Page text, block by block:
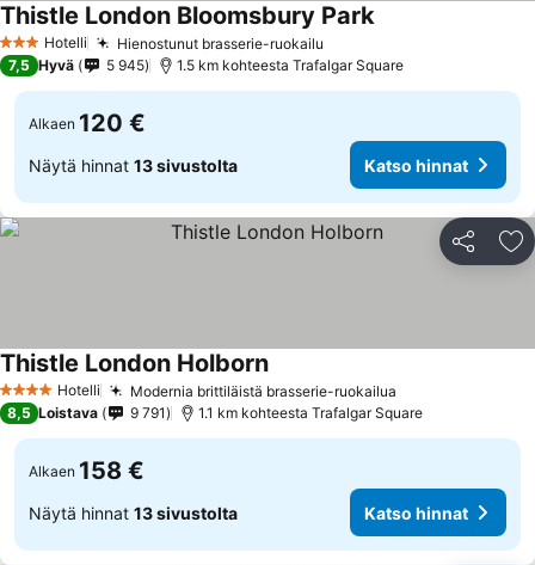
3 Tähtiluokitus
Hotelli Hienostunut brasserie-ruokailu
Thistle London Bloomsbury ParkKatso hinnat
7,5 Hyvä 5 945 1.5 km kohteesta Trafalgar Square
Alkaen 120 €
Näytä hinnat 13 sivustolta Katso hinnat
Jaa
4 Tähtiluokitus
Hotelli Modernia brittiläistä brasserie-ruokailua
Thistle London HolbornKatso hinnat
8,5 Loistava 9 791 1.1 km kohteesta Trafalgar Square
Alkaen 158 €
Näytä hinnat 13 sivustolta Katso hinnat